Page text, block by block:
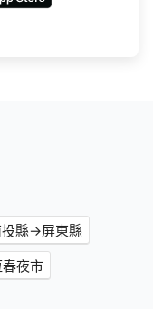
縣→屏東縣
夜市